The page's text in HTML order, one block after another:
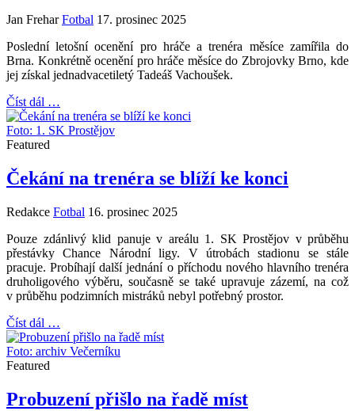
Jan Frehar Fotbal 17. prosinec 2025
Poslední letošní ocenění pro hráče a trenéra měsíce zamířila do
Brna. Konkrétně ocenění pro hráče měsíce do Zbrojovky Brno, kde
jej získal jednadvacetiletý Tadeáš Vachoušek.
Číst dál …
Foto: 1. SK Prostějov
Featured
Čekání na trenéra se blíží ke konci
Redakce Fotbal 16. prosinec 2025
Pouze zdánlivý klid panuje v areálu 1. SK Prostějov v průběhu
přestávky Chance Národní ligy. V útrobách stadionu se stále
pracuje. Probíhají další jednání o příchodu nového hlavního trenéra
druholigového výběru, současně se také upravuje zázemí, na což
v průběhu podzimních mistráků nebyl potřebný prostor.
Číst dál …
Foto: archiv Večerníku
Featured
Probuzení přišlo na řadě míst